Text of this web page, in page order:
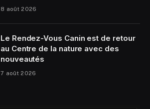
8 août 2026
Le Rendez-Vous Canin est de retour
au Centre de la nature avec des
nouveautés
7 août 2026